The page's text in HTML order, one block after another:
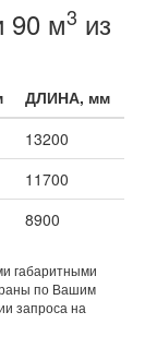
90 м3 из
ДЛИНА, мм
13200
11700
8900
габаритными
по Вашим
запроса на